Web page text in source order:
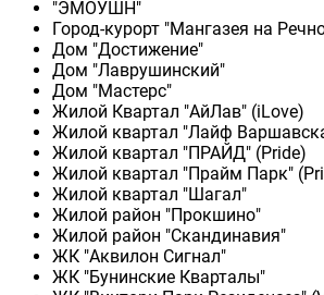
"ЭМОУШН"
Город-курорт "Мангазея на
Дом "Достижение"
Дом "Лаврушинский"
Дом "Мастерс"
Жилой Квартал "АйЛав" (iLove)
Жилой квартал "Лайф
Жилой квартал "ПРАЙД" (Pride)
Жилой квартал "Прайм Парк"
Жилой квартал "Шагал"
Жилой район "Прокшино"
Жилой район "Скандинавия"
ЖК "Аквилон Сигнал"
ЖК "Бунинские Кварталы"